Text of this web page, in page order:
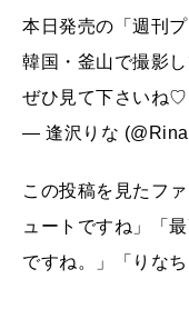
本日発売の「週刊
韓国・釜山で撮影
ぜひ見て下さいね♡
— 逢沢りな
この投稿を見たフ
ュートですね」「
ですね。」「りな